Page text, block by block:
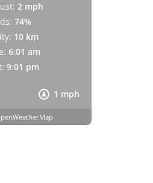
1 mph
2 mph
74%
10 km
6:01 am
9:01 pm